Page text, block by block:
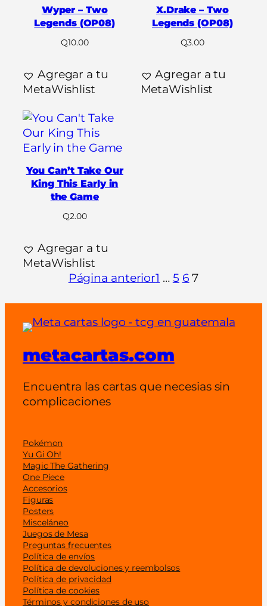
Wyper – Two
Legends (OP08)
Q10.00
Agregar a tu
MetaWishlist
X.Drake – Two
Legends (OP08)
Q3.00
Agregar a tu
MetaWishlist
You Can’t Take Our
King This Early in
the Game
Q2.00
Agregar a tu
MetaWishlist
Página anterior1 … 5 6 7
metacartas.com
Encuentra las cartas que necesias sin
complicaciones
Pokémon
Yu Gi Oh!
Magic The Gathering
One Piece
Accesorios
Figuras
Posters
Misceláneo
Juegos de Mesa
Preguntas frecuentes
Política de envíos
Política de devoluciones y reembolsos
Política de privacidad
Política de cookies
Términos y condiciones de uso